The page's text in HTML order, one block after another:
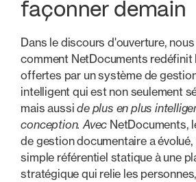
façonner demain
Dans le discours d'ouverture,
comment NetDocuments
offertes par un système de
intelligent qui est non seulement
mais ausside plus en plus
conception. Avec NetDocuments,
de gestion documentaire a
simple référentiel statique à une
stratégique qui relie les